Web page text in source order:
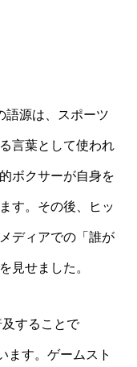
語源は、スポーツ
言葉として使われ
ボクサーが自身を
す。その後、ヒッ
ディアでの「誰が
見せました。
することで
ます。ゲームスト